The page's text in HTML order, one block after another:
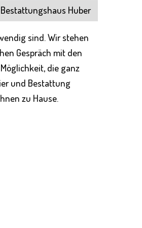
Bestattungshaus Huber
sind. Wir stehen
Gespräch mit den
die ganz
und Bestattung
zu Hause.